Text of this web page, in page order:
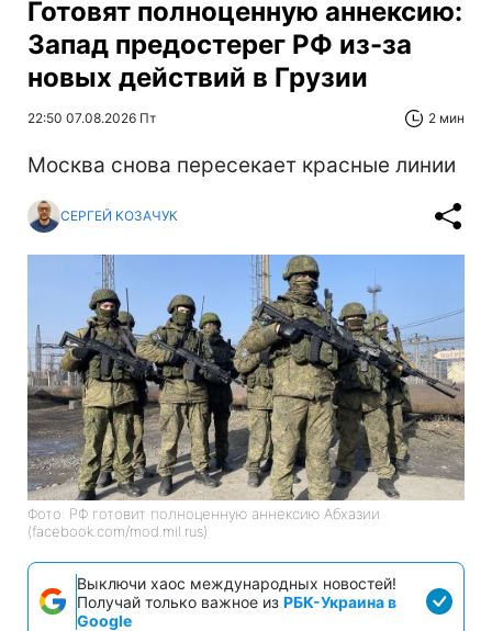
Готовят полноценную аннексию:
Запад предостерег РФ из-за
новых действий в Грузии
22:50 07.08.2026 Пт 2 мин
Москва снова пересекает красные линии
СЕРГЕЙ КОЗАЧУК
Фото: РФ готовит полноценную аннексию Абхазии
(facebook.com/mod.mil.rus)
Выключи хаос международных новостей!
Получай только важное из РБК-Украина в
Google